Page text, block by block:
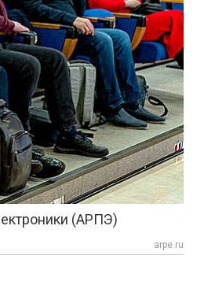
(АРПЭ)
arpe.ru